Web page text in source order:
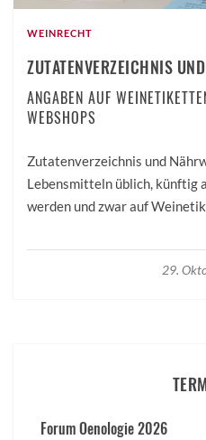
WEINRECHT
ZUTATENVERZEICHNIS
ANGABEN AUF
WEBSHOPS
Zutatenverzeichnis und
Lebensmitteln üblich, künftig
werden und zwar auf
29.
Forum Oenologie 2026